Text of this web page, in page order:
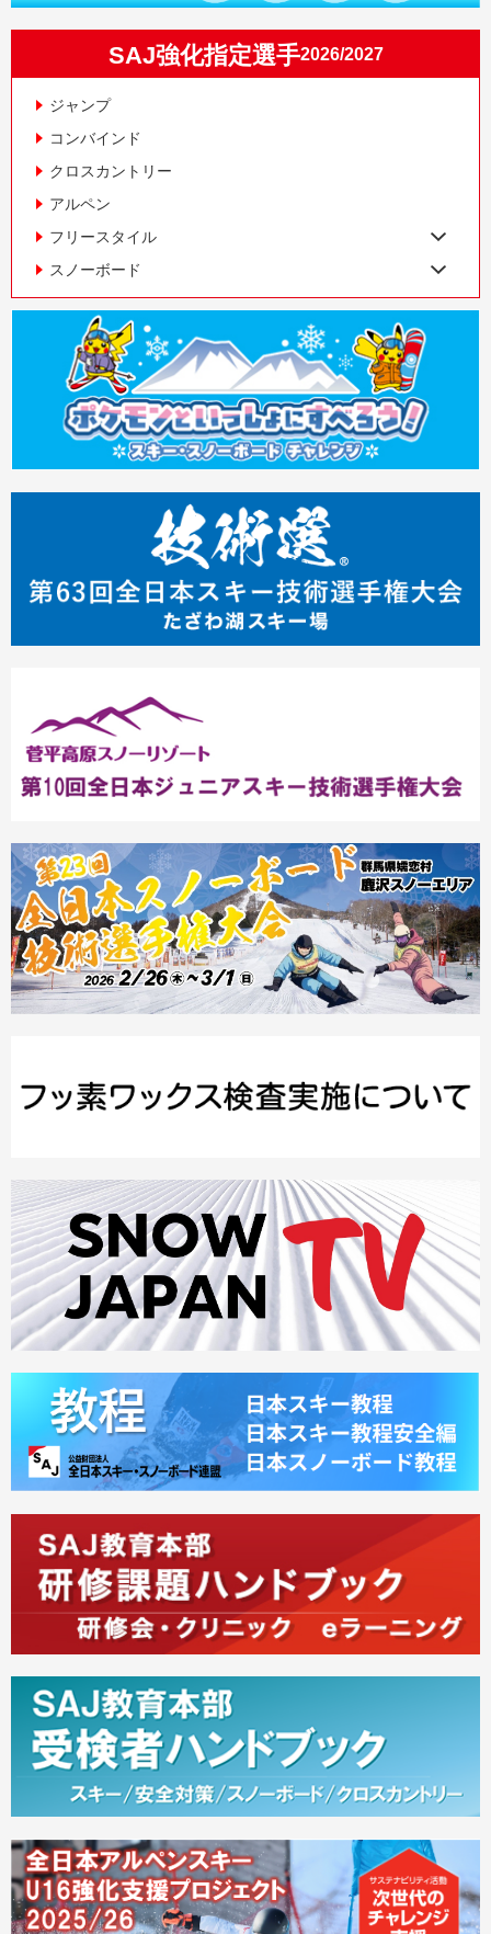
SAJ強化指定選手2026/2027
ジャンプ
コンバインド
クロスカントリー
アルペン
フリースタイル
スノーボード